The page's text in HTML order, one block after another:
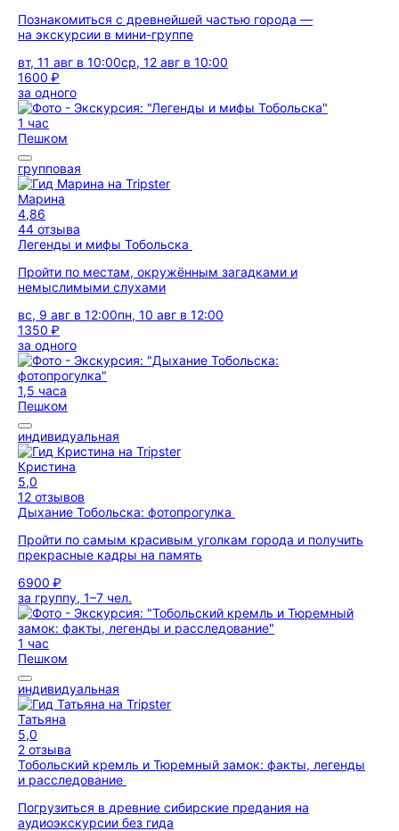
Познакомиться с древнейшей частью города —
на экскурсии в мини-группе
вт, 11 авг в 10:00ср, 12 авг в 10:00
1600 ₽
за одного
1 час
Пешком
групповая
Марина
4,86
44 отзыва
Легенды и мифы Тобольска
Пройти по местам, окружённым загадками и
немыслимыми слухами
вс, 9 авг в 12:00пн, 10 авг в 12:00
1350 ₽
за одного
1,5 часа
Пешком
индивидуальная
Кристина
5,0
12 отзывов
Дыхание Тобольска: фотопрогулка
Пройти по самым красивым уголкам города и получить
прекрасные кадры на память
6900 ₽
за группу, 1–7 чел.
1 час
Пешком
индивидуальная
Татьяна
5,0
2 отзыва
Тобольский кремль и Тюремный замок: факты, легенды
и расследование
Погрузиться в древние сибирские предания на
аудиоэкскурсии без гида